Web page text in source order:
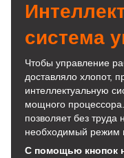
система
Чтобы управление
доставляло хлопот,
интеллектуальную
мощного
позволяет без труда
необходимый режим
С помощью кнопок